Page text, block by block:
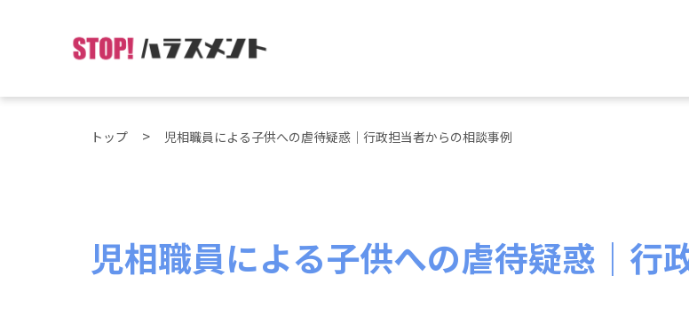
トップ 児相職員による子供への虐待疑惑｜行政担当者からの相談事例
児相職員による子供への虐待疑惑｜行